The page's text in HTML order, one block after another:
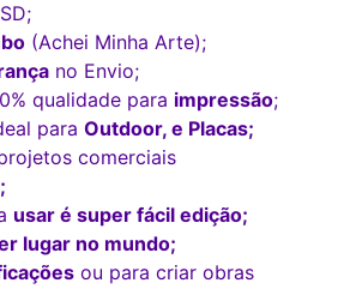
(Achei Minha Arte);
no Envio;
qualidade para impressão;
para Outdoor, e Placas;
comerciais
usar é super fácil edição;
lugar no mundo;
ou para criar obras